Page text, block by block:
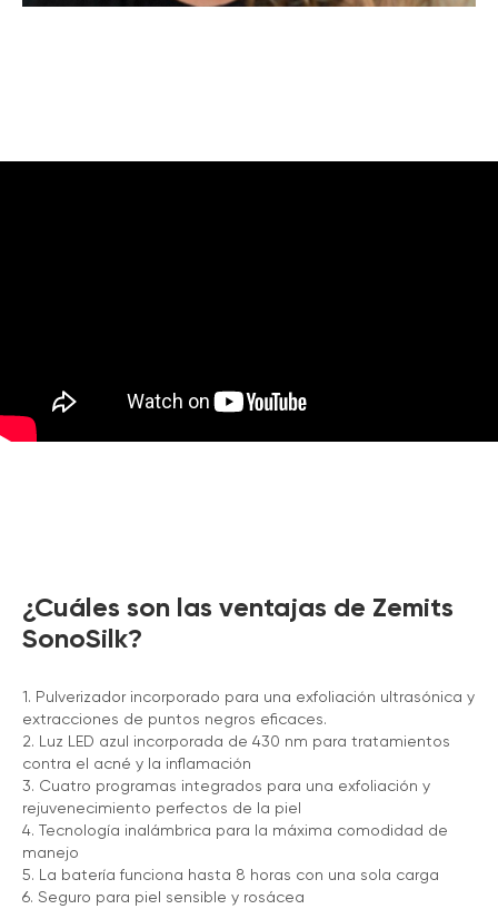
¿Cuáles son las ventajas de Zemits
SonoSilk?
1. Pulverizador incorporado para una exfoliación ultrasónica y
extracciones de puntos negros eficaces.
2. Luz LED azul incorporada de 430 nm para tratamientos
contra el acné y la inflamación
3. Cuatro programas integrados para una exfoliación y
rejuvenecimiento perfectos de la piel
4. Tecnología inalámbrica para la máxima comodidad de
manejo
5. La batería funciona hasta 8 horas con una sola carga
6. Seguro para piel sensible y rosácea